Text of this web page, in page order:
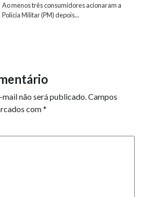
Ao menos três consumidores acionaram a
Polícia Militar (PM) depois...
mail não será publicado.Campos
com*